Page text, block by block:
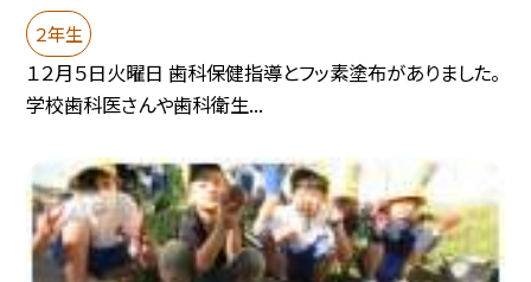
２年生
１２月５日火曜日 歯科保健指導とフッ素塗布がありました。
学校歯科医さんや歯科衛生...